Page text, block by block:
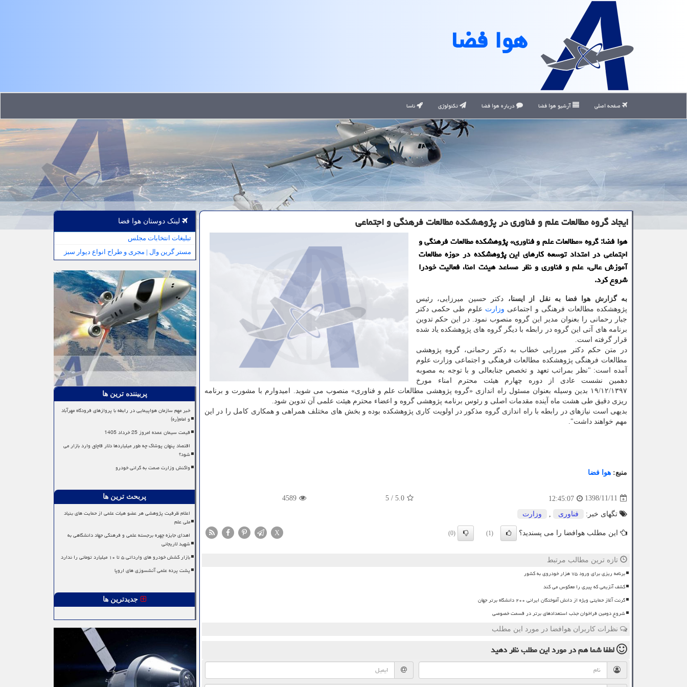
هوا فضا
صفحه اصلی آرشیو هوا فضا درباره هوا فضا تکنولوژی ناسا
ایجاد گروه مطالعات علم و فناوری در پژوهشكده مطالعات فرهنگی و اجتماعی
هوا فضا: گروه «مطالعات علم و فناوری» پژوهشكده مطالعات فرهنگی و
اجتماعی در امتداد توسعه كارهای این پژوهشكده در حوزه مطالعات
آموزش عالی، علم و فناوری و نظر مساعد هیئت امنا، فعالیت خودرا
شروع كرد.
به گزارش هوا فضا به نقل از ایسنا، دكتر حسین میرزایی، رئیس
پژوهشكده مطالعات فرهنگی و اجتماعی وزارت علوم طی حكمی دكتر
جبار رحمانی را بعنوان مدیر این گروه منصوب نمود. در این حكم تدوین
برنامه های آتی این گروه در رابطه با دیگر گروه های پژوهشكده یاد شده
قرار گرفته است.
در متن حكم دكتر میرزایی خطاب به دكتر رحمانی، گروه پژوهشی
مطالعات فرهنگی پژوهشكده مطالعات فرهنگی و اجتماعی وزارت علوم
آمده است: "نظر بمراتب تعهد و تخصص جنابعالی و با توجه به مصوبه
دهمین نشست عادی از دوره چهارم هیئت محترم امناء مورخ
۱۹/۱۲/۱۳۹۷ بدین وسیله بعنوان مسئول راه اندازی «گروه پژوهشی مطالعات علم و فناوری» منصوب می شوید. امیدوارم با مشورت و برنامه
ریزی دقیق طی هشت ماه آینده مقدمات اصلی و رئوس برنامه پژوهشی گروه و اعضاء محترم هیئت علمی آن تدوین شود.
بدیهی است نیازهای در رابطه با راه اندازی گروه مذكور در اولویت كاری پژوهشكده بوده و بخش های مختلف همراهی و همكاری كامل را در این
مهم خواهند داشت".
منبع: هوا فضا
1398/11/11
12:45:07
5.0
/
5
4589
تگهای خبر: فناوری وزارت
این مطلب هوافضا را می پسندید؟ (1)
(0)
X
تازه ترین مطالب مرتبط
برنامه ریزی برای ورود ۷۵ هزار خودروی به کشور
کشف آنزیمی که پیری را معکوس می کند
گرنت آغاز حمایتی ویژه از دانش آموختگان ایرانی ۲۰۰ دانشگاه برتر جهان
شروع دومین فراخوان جذب استعدادهای برتر در قسمت خصوصی
نظرات کاربران هوافضا در مورد این مطلب
لطفا شما همدر مورد این مطلبنظر دهید
لینک دوستان هوا فضا
تبلیغات انتخابات مجلس
مستر گرین وال | مجری و طراح انواع دیوار سبز
پربیننده ترین ها
خبر مهم سازمان هواپیمایی در رابطه با پروازهای فرودگاه مهرآباد
و امام(ره)
قیمت سیمان عمده امروز 25 خرداد 1405
اقتصاد پنهان پوشاک چه طور میلیاردها دلار قاچاق وارد بازار می
شود؟
واکنش وزارت صمت به گرانی خودرو
پربحث ترین ها
اعلام ظرفیت پژوهشی هر عضو هیات علمی از حمایت های بنیاد
ملی علم
اهدای جایزه چهره برجسته علمی و فرهنگی جهاد دانشگاهی به
شهید لاریجانی
بازار کشش خودرو های وارداتی ۵ تا ۱۰ میلیارد تومانی را ندارد
پشت پرده علمی آتشسوزی های اروپا
جدیدترین ها